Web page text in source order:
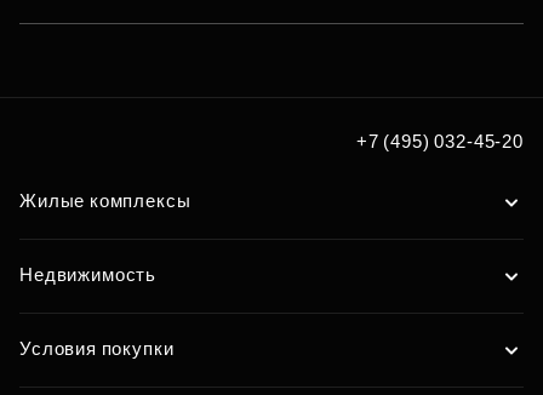
+7 (495) 032-45-20
Жилые комплексы
Недвижимость
Условия покупки